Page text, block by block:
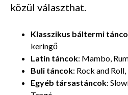
közül választhat.
Klasszikus báltermi
keringő
Latin táncok: Mambo,
Buli táncok: Rock and
Egyéb társastáncok: